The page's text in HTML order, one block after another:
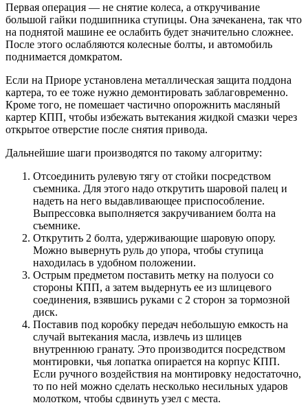
Первая операция — не снятие колеса, а откручивание
большой гайки подшипника ступицы. Она зачеканена, так что
на поднятой машине ее ослабить будет значительно сложнее.
После этого ослабляются колесные болты, и автомобиль
поднимается домкратом.
Если на Приоре установлена металлическая защита поддона
картера, то ее тоже нужно демонтировать заблаговременно.
Кроме того, не помешает частично опорожнить масляный
картер КПП, чтобы избежать вытекания жидкой смазки через
открытое отверстие после снятия привода.
Дальнейшие шаги производятся по такому алгоритму:
Отсоединить рулевую тягу от стойки посредством
съемника. Для этого надо открутить шаровой палец и
надеть на него выдавливающее приспособление.
Выпрессовка выполняется закручиванием болта на
съемнике.
Открутить 2 болта, удерживающие шаровую опору.
Можно вывернуть руль до упора, чтобы ступица
находилась в удобном положении.
Острым предметом поставить метку на полуоси со
стороны КПП, а затем выдернуть ее из шлицевого
соединения, взявшись руками с 2 сторон за тормозной
диск.
Поставив под коробку передач небольшую емкость на
случай вытекания масла, извлечь из шлицев
внутреннюю гранату. Это производится посредством
монтировки, чья лопатка опирается на корпус КПП.
Если ручного воздействия на монтировку недостаточно,
то по ней можно сделать несколько несильных ударов
молотком, чтобы сдвинуть узел с места.